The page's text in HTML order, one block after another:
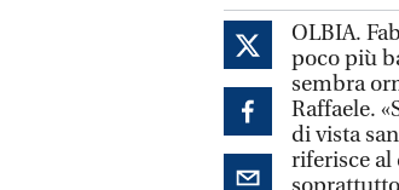
OLBIA.
poco più
sembra
Raffaele.
di vista
riferisce